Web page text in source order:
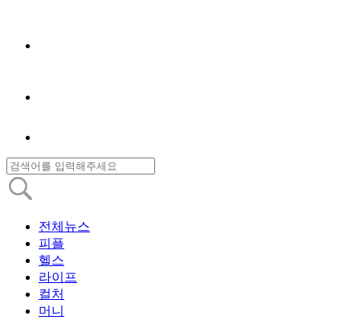
전체뉴스
피플
헬스
라이프
컬처
머니